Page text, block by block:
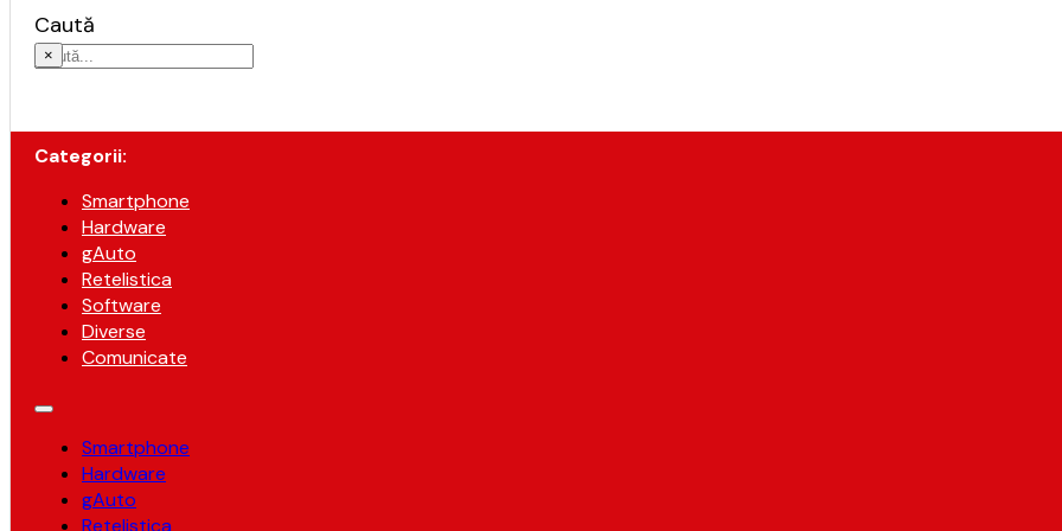
Caută
×
Categorii:
Smartphone
Hardware
gAuto
Retelistica
Software
Diverse
Comunicate
Smartphone
Hardware
gAuto
Retelistica